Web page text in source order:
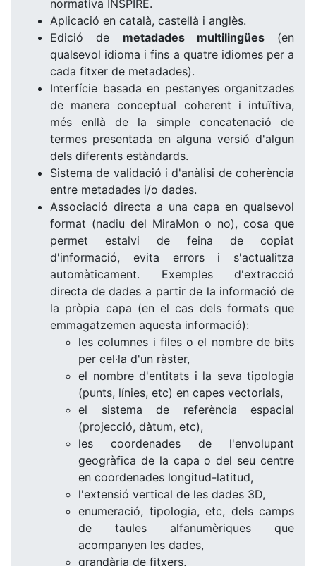
normativa INSPIRE.
Aplicació en català, castellà i anglès.
Edició de metadades multilingües(en
qualsevol idioma i fins a quatre idiomes per a
cada fitxer de metadades).
Interfície basada en pestanyes organitzades
de manera conceptual coherent i intuïtiva,
més enllà de la simple concatenació de
termes presentada en alguna versió d'algun
dels diferents estàndards.
Sistema de validació i d'anàlisi de coherència
entre metadades i/o dades.
Associació directa a una capa en qualsevol
format (nadiu del MiraMon o no), cosa que
permet estalvi de feina de copiat
d'informació, evita errors i s'actualitza
automàticament. Exemples d'extracció
directa de dades a partir de la informació de
la pròpia capa (en el cas dels formats que
emmagatzemen aquesta informació):
les columnes i files o el nombre de bits
per cel·la d'un ràster,
el nombre d'entitats i la seva tipologia
(punts, línies, etc) en capes vectorials,
el sistema de referència espacial
(projecció, dàtum, etc),
les coordenades de l'envolupant
geogràfica de la capa o del seu centre
en coordenades longitud-latitud,
l'extensió vertical de les dades 3D,
enumeració, tipologia, etc, dels camps
de taules alfanumèriques que
acompanyen les dades,
grandària de fitxers,